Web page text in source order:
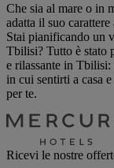
Che sia al mare o in
adatta il suo
Stai pianificando un
Tbilisi? Tutto è stato
e rilassante in
in cui sentirti a casa
per te.
Ricevi le nostre